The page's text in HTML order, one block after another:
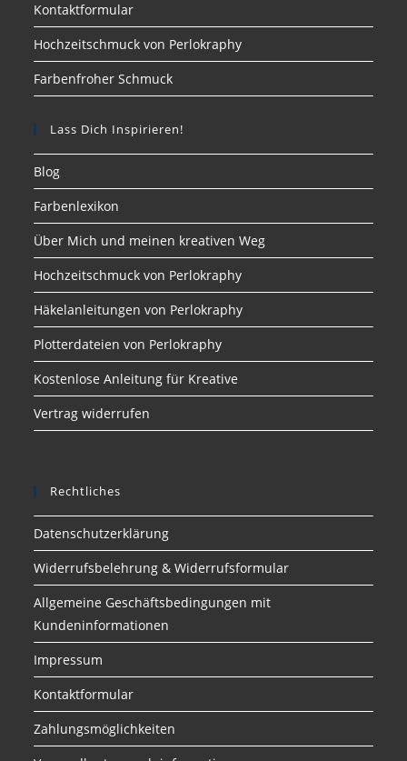
Kontaktformular
Hochzeitschmuck von Perlokraphy
Farbenfroher Schmuck
Lass Dich Inspirieren!
Blog
Farbenlexikon
Über Mich und meinen kreativen Weg
Hochzeitschmuck von Perlokraphy
Häkelanleitungen von Perlokraphy
Plotterdateien von Perlokraphy
Kostenlose Anleitung für Kreative
Vertrag widerrufen
Rechtliches
Datenschutzerklärung
Widerrufsbelehrung & Widerrufsformular
Allgemeine Geschäftsbedingungen mit
Kundeninformationen
Impressum
Kontaktformular
Zahlungsmöglichkeiten